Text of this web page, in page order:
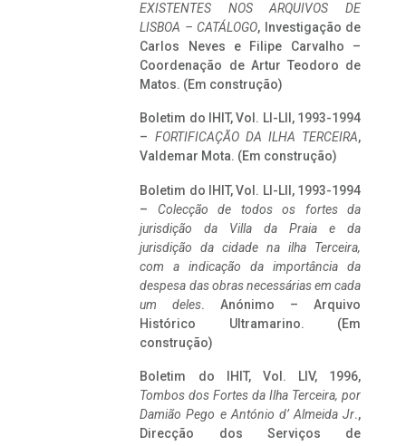
EXISTENTES NOS ARQUIVOS DE
LISBOA – CATÁLOGO, Investigação de
Carlos Neves e Filipe Carvalho –
Coordenação de Artur Teodoro de
Matos. (Em construção)
Boletim do IHIT, Vol. LI-LII, 1993-1994
– FORTIFICAÇÃO DA ILHA TERCEIRA,
Valdemar Mota. (Em construção)
Boletim do IHIT, Vol. LI-LII, 1993-1994
– Colecção de todos os fortes da
jurisdição da Villa da Praia e da
jurisdição da cidade na ilha Terceira,
com a indicação da importância da
despesa das obras necessárias em cada
um deles. Anónimo – Arquivo
Histórico Ultramarino. (Em
construção)
Boletim do IHIT, Vol. LIV, 1996,
Tombos dos Fortes da Ilha Terceira, por
Damião Pego e António d’ Almeida Jr.,
Direcção dos Serviços de